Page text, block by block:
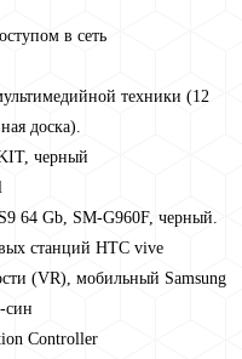
в сеть
техники (12
доска).
черный
64 Gb, SM-G960F, черный.
станций НТС vive
(VR), мобильный Samsung
син
Controller